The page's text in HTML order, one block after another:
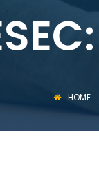
HOME